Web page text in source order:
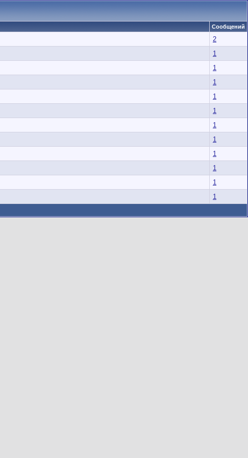
Сообщений
2
1
1
1
1
1
1
1
1
1
1
1